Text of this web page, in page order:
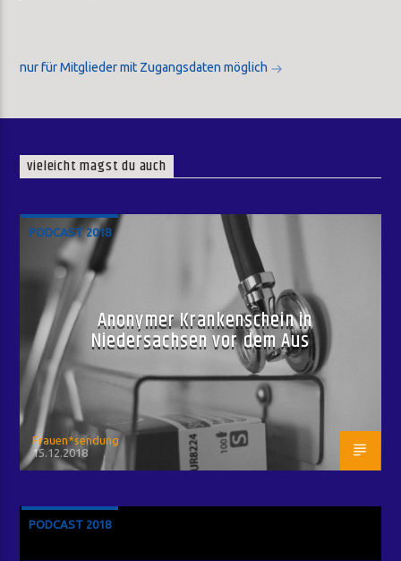
nur für Mitglieder mit Zugangsdaten möglich
vieleicht magst du auch
PODCAST 2018
Anonymer Krankenschein in
Niedersachsen vor dem Aus
Frauen*sendung
15.12.2018
PODCAST 2018